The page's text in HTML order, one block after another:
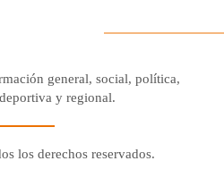
general, social, política,
y regional.
los derechos reservados.